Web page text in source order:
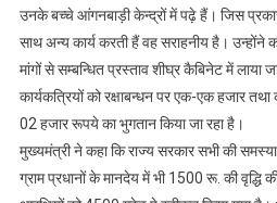
उनके बच्चे आंगनबाड़ी केन्द्रों में पढ़े हैं। जिस
साथ अन्य कार्य करती हैं वह सराहनीय है। उन्होंने
मांगों से सम्बन्धित प्रस्ताव शीघ्र कैबिनेट में लाया
कार्यकत्रियों को रक्षाबन्धन पर एक-एक हजार
02 हजार रूपये का भुगतान किया जा रहा है।
मुख्यमंत्री ने कहा कि राज्य सरकार सभी की
ग्राम प्रधानों के मानदेय में भी 1500 रू. की